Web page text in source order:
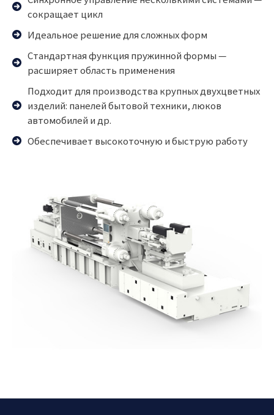
сокращает цикл
Идеальное решение для сложных форм
Стандартная функция пружинной формы —
расширяет область применения
Подходит для производства крупных двухцветных
изделий: панелей бытовой техники, люков
автомобилей и др.
Обеспечивает высокоточную и быструю работу